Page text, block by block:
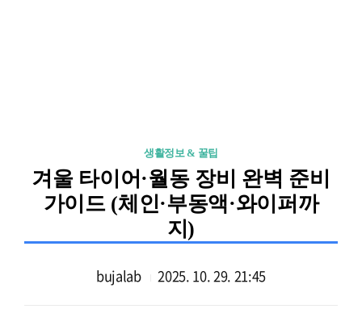
생활정보 & 꿀팁
겨울 타이어·월동 장비 완벽 준비
가이드 (체인·부동액·와이퍼까
지)
bujalab 2025. 10. 29. 21:45